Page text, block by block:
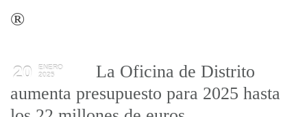
20
ENERO
2025
La Oficina de Distrito
aumenta presupuesto para 2025 hasta